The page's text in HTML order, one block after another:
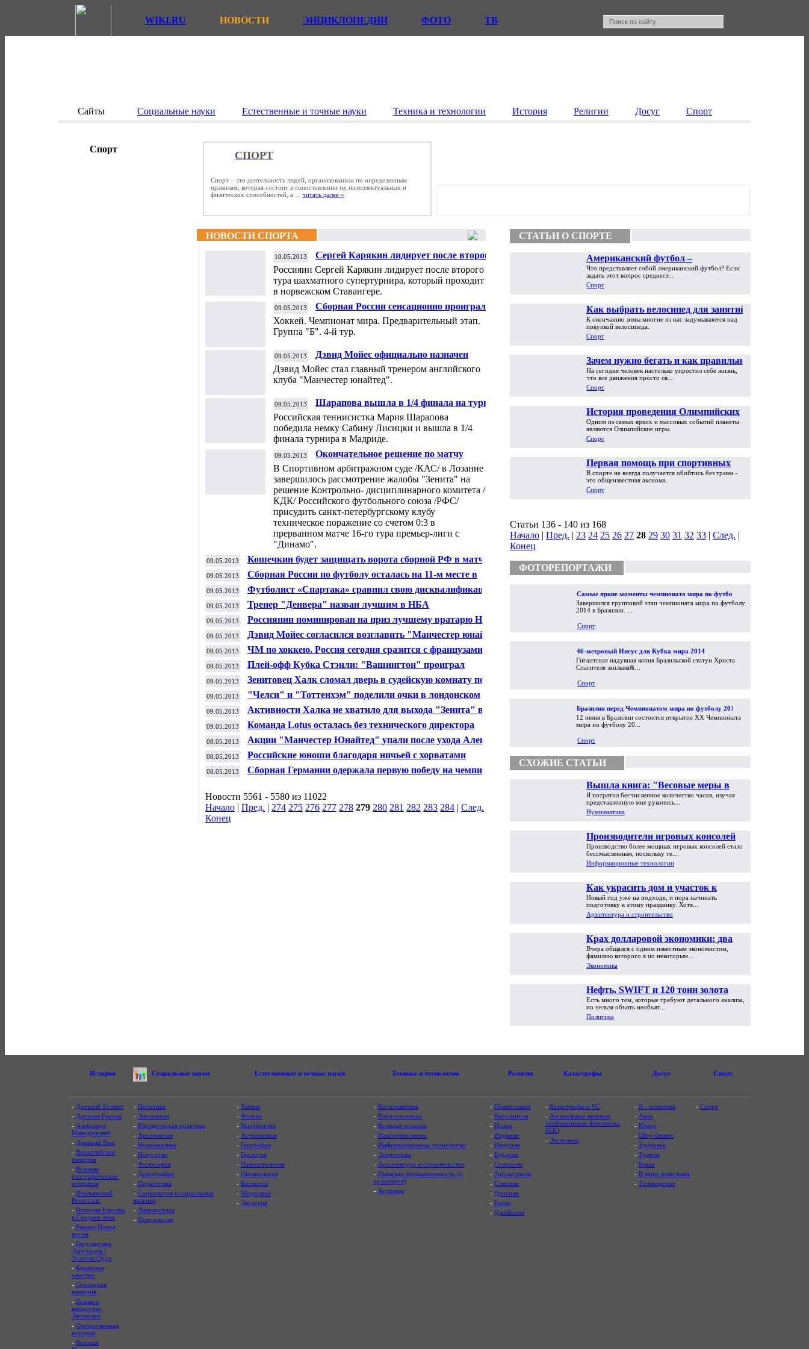
WIKI.RU НОВОСТИ ЭНЦИКЛОПЕДИИ ФОТО ТВ
Сайты Социальные науки Естественные и точные науки Техника и технологии История Религии Досуг Спорт
Спорт
СПОРТ
Спорт – это деятельность людей, организованная по определенным
правилам, которая состоит в сопоставлении их интеллектуальных и
физических способностей, а ... читать далее »
НОВОСТИ СПОРТА
10.05.2013
Сергей Карякин лидирует после второго
тура шахматного супертурнира в Норвегии
Россияин Сергей Карякин лидирует после второго
тура шахматного супертурнира, который проходит
в норвежском Ставангере.
09.05.2013
Сборная России сенсационно проиграла
французам на чемпионате мира
Хоккей. Чемпионат мира. Предварительный этап.
Группа "Б". 4-й тур.
09.05.2013
Дэвид Мойес официально назначен
главным тренером "Манчестер юнайтед"
Дэвид Мойес стал главный тренером английского
клуба "Манчестер юнайтед".
09.05.2013
Шарапова вышла в 1/4 финала на турнире
Российская теннисистка Мария Шарапова
победила немку Сабину Лисицки и вышла в 1/4
финала турнира в Мадриде.
09.05.2013
Окончательное решение по матчу
"Динамо" - "Зенит" суд вынесет не позднее
14 мая
В Спортивном арбитражном суде /КАС/ в Лозанне
завершилось рассмотрение жалобы "Зенита" на
решение Контрольно- дисциплинарного комитета /
КДК/ Российского футбольного союза /РФС/
присудить санкт-петербургскому клубу
техническое поражение со счетом 0:3 в
прерванном матче 16-го тура премьер-лиги с
"Динамо".
09.05.2013
Кошечкин будет защищать ворота сборной РФ в матче с
французами на ЧМ
09.05.2013
Сборная России по футболу осталась на 11-м месте в
рейтинге ФИФА
09.05.2013
Футболист «Спартака» сравнил свою дисквалификацию с
наказанием за убийство
09.05.2013 Тренер "Денвера" назван лучшим в НБА
09.05.2013 Россиянин номинирован на приз лучшему вратарю НХЛ
09.05.2013 Дэвид Мойес согласился возглавить "Манчестер юнайтед"
09.05.2013 ЧМ по хоккею. Россия сегодня сразится с французами
09.05.2013
Плей-офф Кубка Стэнли: "Вашингтон" проиграл
"Рейнджерс"
09.05.2013
Зенитовец Халк сломал дверь в судейскую комнату после
матча с "Анжи"
09.05.2013
"Челси" и "Тоттенхэм" поделили очки в лондонском
дерби
09.05.2013
Активности Халка не хватило для выхода "Зенита" в
финал КР
09.05.2013 Команда Lotus осталась без технического директора
08.05.2013
Акции "Манчестер Юнайтед" упали после ухода Алекса
Фергюсона
08.05.2013
Российские юноши благодаря ничьей с хорватами
получили путевку на ЧМ
08.05.2013
Сборная Германии одержала первую победу на чемпионате
Новости 5561 - 5580 из 11022
Начало | Пред. | 274 275 276 277 278 279 280 281 282 283 284 | След.
Конец
СТАТЬИ О СПОРТЕ
Американский футбол –
национальный спорт Америки
Что представляет собой американский футбол? Если
задать этот вопрос среднест...
Спорт
Как выбрать велосипед для занятий
спортом. Виды и классификация
велосипедов
К окончанию зимы многие из нас задумываются над
покупкой велосипеда.
Спорт
Зачем нужно бегать и как правильно
это делать
На сегодня человек настолько упростил себе жизнь,
что все движения просто св...
Спорт
История проведения Олимпийских
игр
Одним из самых ярких и массовых событий планеты
являются Олимпийские игры.
Спорт
Первая помощь при спортивных
травмах
В спорте не всегда получается обойтись без травм -
это общеизвестная аксиома.
Спорт
Статьи 136 - 140 из 168
Начало | Пред. | 23 24 25 26 27 28 29 30 31 32 33 | След. |
Конец
ФОТОРЕПОРТАЖИ
Самые яркие моменты чемпионата мира по футболу
2014
Завершился групповой этап чемпионата мира по футболу
2014 в Бразилии. ...
Спорт
46-метровый Иисус для Кубка мира 2014
Гигантская надувная копия Бразильской статуи Христа
Спасителя заплыла&...
Спорт
Бразилия перед Чемпионатом мира по футболу 2014
12 июня в Бразилии состоится открытие XX Чемпионата
мира по футболу 20...
Спорт
СХОЖИЕ СТАТЬИ
Вышла книга: "Весовые меры в
торговой практике Античности и
Средневековья"
Я потратил бесчисленное количество часов, изучая
представленную мне рукопись...
Нумизматика
Производители игровых консолей
достигли предела возможностей
Производство более мощных игровых консолей стало
бессмысленным, поскольку те...
Информационные технологии
Как украсить дом и участок к
Новому году
Новый год уже на подходе, и пора начинать
подготовку к этому празднику. Хотя...
Архитектура и строительство
Крах долларовой экономики: два
пути обрушения
Вчера общался с одним известным экономистом,
фамилию которого я по некоторым...
Экономика
Нефть, SWIFT и 120 тонн золота
Есть много тем, которые требуют детального анализа,
но нельзя объять необъят...
Политика
История Социальные науки Естественные и точные науки Техника и технологии Религии Катастрофы Досуг Спорт
- Древний Египет
- Древняя Греция
- Александр
Македонский
- Древний Рим
- Византийская
империя
- Великие
географические
открытия
- Итальянский
Ренессанс
- История Европы
в Средние века
- Раннее Новое
время
- Государство
Джучидов /
Золотая Орда
- Крымское
ханство
- Османская
империя
- Великое
княжество
Литовское
- Отечественная
история
- Великая
- Политика
- Экономика
- Юридическая практика
- Археология
- Нумизматика
- Искусство
- Философия
- Демография
- Педагогика
- Социология и социальные
явления
- Лингвистика
- Психология
- Химия
- Физика
- Математика
- Астрономия
- География
- Геология
- Палеонтология
- Океанология
- Биология
- Медицина
- Экология
- Космонавтика
- Робототехника
- Военная техника
- Нанотехнологии
- Информационные технологии
- Энергетика
- Архитектура и строительство
- Пищевая промышленность (и
кулинария)
- Агромир
-Православие
-Католицизм
-Ислам
-Иудаизм
-Индуизм
-Буддизм
-Синтоизм
-Зороастризм
-Сикхизм
- Даосизм
-Бахаи
- Джайнизм
- Катастрофы и ЧС
- Аномальные явления,
необъяснимые феномены,
НЛО
- Эзотерика
- Я - женщина
- Авто
- Юмор
- Шоу-бизнес
- Здоровье
- Туризм
- Крым
- В мире животных
- Телевидение
-Спорт